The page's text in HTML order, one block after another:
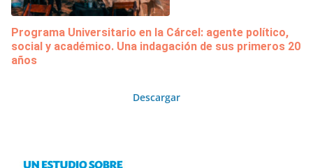
Programa Universitario en la Cárcel: agente político,
social y académico. Una indagación de sus primeros 20
años
Descargar